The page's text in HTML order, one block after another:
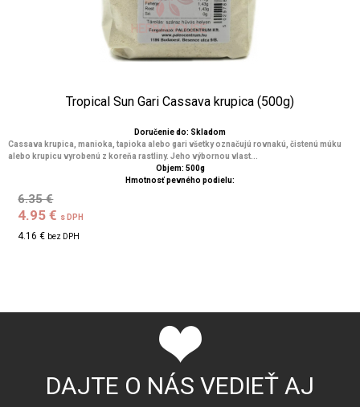
Tropical Sun Gari Cassava krupica (500g)
Doručenie do: Skladom
Cassava krupica, manioka, tapioka alebo gari všetky označujú rovnakú, čistenú múku
alebo krupicu vyrobenú z koreňa rastliny. Jeho výbornou vlast...
Objem: 500g
Hmotnosť pevného podielu:
6.35 €
4.95 € s DPH
4.16 € bez DPH
DAJTE O NÁS VEDIEŤ AJ